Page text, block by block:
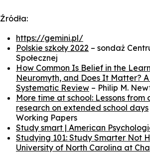
Źródła:
https://gemini.pl/
Polskie szkoły 2022 – sondaż
Społecznej
How Common Is Belief in the
Neuromyth, and Does It Matter?
Systematic Review – Philip M.
More time at school: Lessons from
research on extended school days
Working Papers
Study smart | American
Studying 101: Study Smarter Not
University of North Carolina at